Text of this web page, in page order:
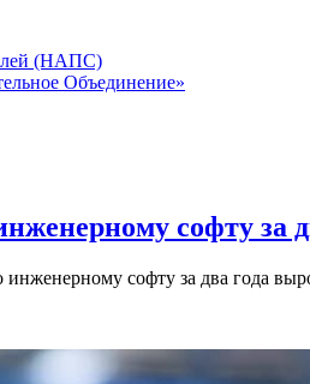
(НАПС)
Объединение»
софту за
софту за два года